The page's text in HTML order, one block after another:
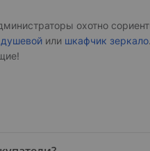
охотно
или шкафчик зеркало